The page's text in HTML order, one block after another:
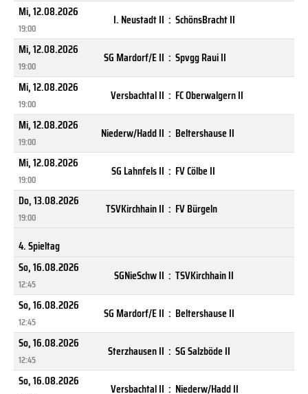
Mi, 12.08.2026
19:00
I. Neustadt II : SchönsBracht II
Mi, 12.08.2026
19:00
SG Mardorf/E II : Spvgg Raui II
Mi, 12.08.2026
19:00
Versbachtal II : FC Oberwalgern II
Mi, 12.08.2026
19:00
Niederw/Hadd II : Beltershause II
Mi, 12.08.2026
19:00
SG Lahnfels II : FV Cölbe II
Do, 13.08.2026
19:00
TSVKirchhain II : FV Bürgeln
4. Spieltag
So, 16.08.2026
12:45
SGNieSchw II : TSVKirchhain II
So, 16.08.2026
12:45
SG Mardorf/E II : Beltershause II
So, 16.08.2026
12:45
Sterzhausen II : SG Salzböde II
So, 16.08.2026
Versbachtal II : Niederw/Hadd II